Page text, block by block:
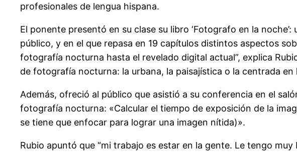
profesionales de lengua hispana.
El ponente presentó en su clase su libro ‘Fotografo en la
público, y en el que repasa en 19 capítulos distintos aspectos
fotografía nocturna hasta el revelado digital actual”, explica
de fotografía nocturna: la urbana, la paisajística o la centrada en
Además, ofreció al público que asistió a su conferencia en el
fotografía nocturna: «Calcular el tiempo de exposición de la
se tiene que enfocar para lograr una imagen nítida)».
Rubio apuntó que “mi trabajo es estar en la gente. Le tengo